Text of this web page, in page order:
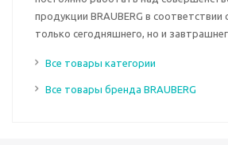
продукции BRAUBERG в соответствии
только сегодняшнего, но и
Все товары категории
Все товары бренда BRAUBERG